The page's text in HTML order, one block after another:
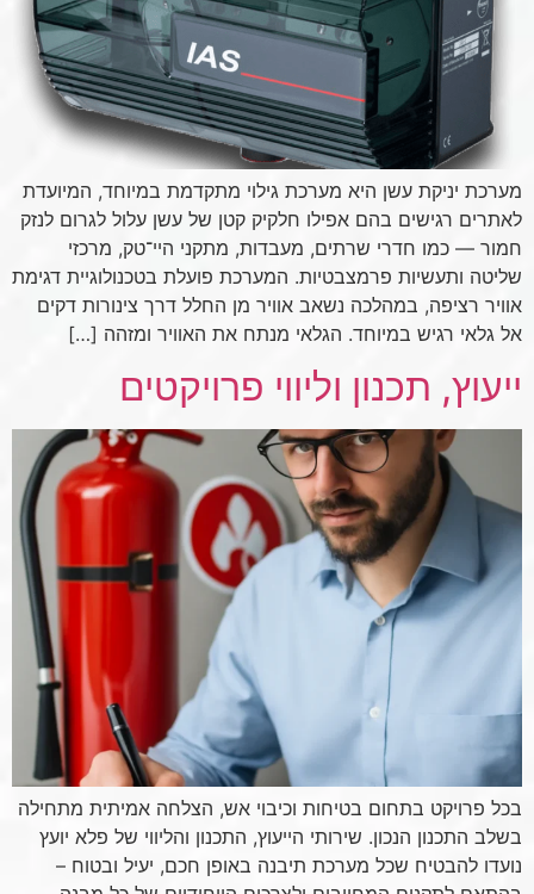
מערכת יניקת עשן היא מערכת גילוי מתקדמת במיוחד, המיועדת
לאתרים רגישים בהם אפילו חלקיק קטן של עשן עלול לגרום לנזק
חמור — כמו חדרי שרתים, מעבדות, מתקני היי־טק, מרכזי
שליטה ותעשיות פרמצבטיות. המערכת פועלת בטכנולוגיית דגימת
אוויר רציפה, במהלכה נשאב אוויר מן החלל דרך צינורות דקים
אל גלאי רגיש במיוחד. הגלאי מנתח את האוויר ומזהה […]
ייעוץ, תכנון וליווי פרויקטים
בכל פרויקט בתחום בטיחות וכיבוי אש, הצלחה אמיתית מתחילה
בשלב התכנון הנכון. שירותי הייעוץ, התכנון והליווי של פלא יועץ
נועדו להבטיח שכל מערכת תיבנה באופן חכם, יעיל ובטוח –